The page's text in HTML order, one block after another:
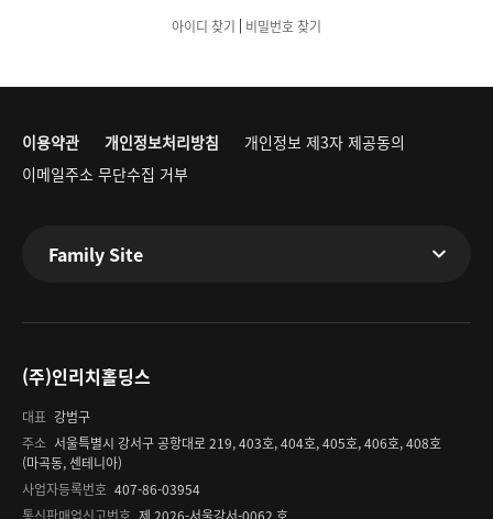
아이디 찾기 | 비밀번호 찾기
이용약관 개인정보처리방침
개인정보 제3자 제공동의
이메일주소 무단수집 거부
Family Site
(주)인리치홀딩스
대표 강범구
주소 서울특별시 강서구 공항대로 219, 403호, 404호, 405호, 406호, 408호
(마곡동, 센테니아)
사업자등록번호 407-86-03954